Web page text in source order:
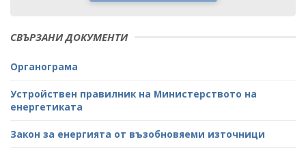
СВЪРЗАНИ ДОКУМЕНТИ
Органограма
Устройствен правилник на Министерството на
енергетиката
Закон за енергията от възобновяеми източници